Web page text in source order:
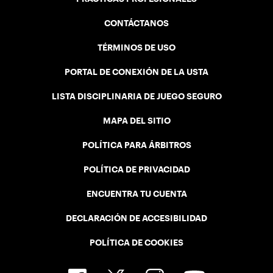
CONTÁCTANOS
TÉRMINOS DE USO
PORTAL DE CONEXIÓN DE LA USTA
LISTA DISCIPLINARIA DE JUEGO SEGURO
MAPA DEL SITIO
POLÍTICA PARA ÁRBITROS
POLÍTICA DE PRIVACIDAD
ENCUENTRA TU CUENTA
DECLARACIÓN DE ACCESIBILIDAD
POLÍTICA DE COOKIES